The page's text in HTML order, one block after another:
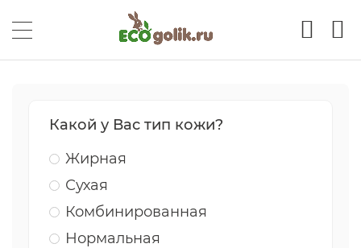
Какой у Вас тип кожи?
Жирная
Сухая
Комбинированная
Нормальная